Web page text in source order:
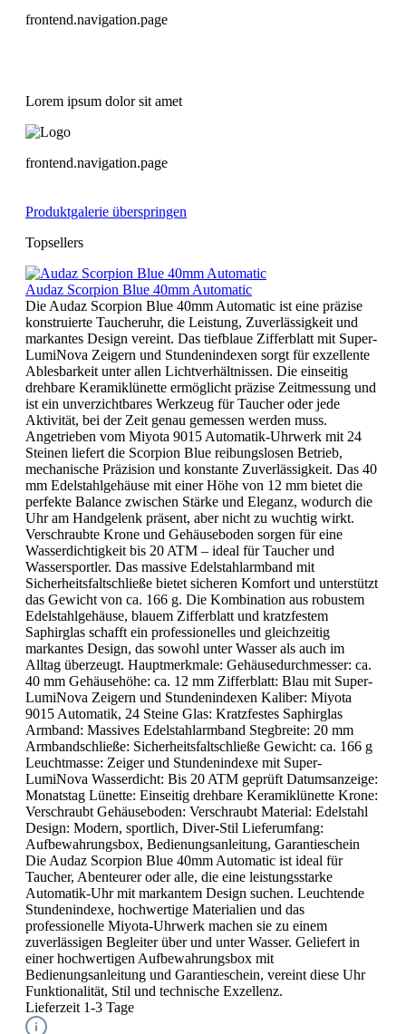
frontend.navigation.page
Lorem ipsum dolor sit amet
frontend.navigation.page
Produktgalerie überspringen
Topsellers
Audaz Scorpion Blue 40mm Automatic
Die Audaz Scorpion Blue 40mm Automatic ist eine präzise
konstruierte Taucheruhr, die Leistung, Zuverlässigkeit und
markantes Design vereint. Das tiefblaue Zifferblatt mit Super-
LumiNova Zeigern und Stundenindexen sorgt für exzellente
Ablesbarkeit unter allen Lichtverhältnissen. Die einseitig
drehbare Keramiklünette ermöglicht präzise Zeitmessung und
ist ein unverzichtbares Werkzeug für Taucher oder jede
Aktivität, bei der Zeit genau gemessen werden muss.
Angetrieben vom Miyota 9015 Automatik-Uhrwerk mit 24
Steinen liefert die Scorpion Blue reibungslosen Betrieb,
mechanische Präzision und konstante Zuverlässigkeit. Das 40
mm Edelstahlgehäuse mit einer Höhe von 12 mm bietet die
perfekte Balance zwischen Stärke und Eleganz, wodurch die
Uhr am Handgelenk präsent, aber nicht zu wuchtig wirkt.
Verschraubte Krone und Gehäuseboden sorgen für eine
Wasserdichtigkeit bis 20 ATM – ideal für Taucher und
Wassersportler. Das massive Edelstahlarmband mit
Sicherheitsfaltschließe bietet sicheren Komfort und unterstützt
das Gewicht von ca. 166 g. Die Kombination aus robustem
Edelstahlgehäuse, blauem Zifferblatt und kratzfestem
Saphirglas schafft ein professionelles und gleichzeitig
markantes Design, das sowohl unter Wasser als auch im
Alltag überzeugt. Hauptmerkmale: Gehäusedurchmesser: ca.
40 mm Gehäusehöhe: ca. 12 mm Zifferblatt: Blau mit Super-
LumiNova Zeigern und Stundenindexen Kaliber: Miyota
9015 Automatik, 24 Steine Glas: Kratzfestes Saphirglas
Armband: Massives Edelstahlarmband Stegbreite: 20 mm
Armbandschließe: Sicherheitsfaltschließe Gewicht: ca. 166 g
Leuchtmasse: Zeiger und Stundenindexe mit Super-
LumiNova Wasserdicht: Bis 20 ATM geprüft Datumsanzeige:
Monatstag Lünette: Einseitig drehbare Keramiklünette Krone:
Verschraubt Gehäuseboden: Verschraubt Material: Edelstahl
Design: Modern, sportlich, Diver-Stil Lieferumfang:
Aufbewahrungsbox, Bedienungsanleitung, Garantieschein
Die Audaz Scorpion Blue 40mm Automatic ist ideal für
Taucher, Abenteurer oder alle, die eine leistungsstarke
Automatik-Uhr mit markantem Design suchen. Leuchtende
Stundenindexe, hochwertige Materialien und das
professionelle Miyota-Uhrwerk machen sie zu einem
zuverlässigen Begleiter über und unter Wasser. Geliefert in
einer hochwertigen Aufbewahrungsbox mit
Bedienungsanleitung und Garantieschein, vereint diese Uhr
Funktionalität, Stil und technische Exzellenz.
Lieferzeit 1-3 Tage